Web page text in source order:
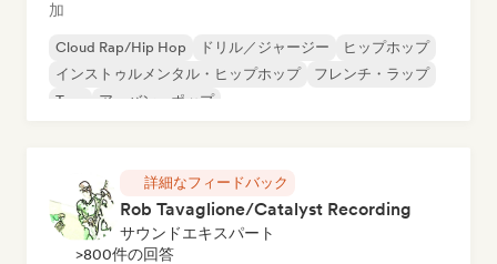
加
Cloud Rap/Hip Hop ドリル／ジャージー
ヒップホップ
インストゥルメンタル・ヒップホップ
フレンチ・ラップ
Trap
アーバン・ポップ
詳細なフィードバック
Rob Tavaglione/Catalyst Recording
サウンドエキスパート
>800件の回答